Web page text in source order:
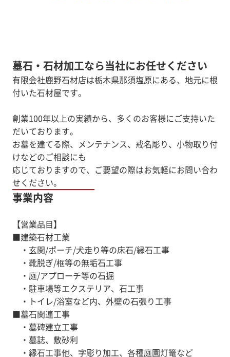
墓石・石材加工なら当社にお任せください
有限会社鹿野石材店は栃木県那須塩原にある、地元に根
付いた石材屋です。
創業100年以上の実績から、多くのお客様にご支持いた
だいております。
お墓を建てる際、メンテナンス、戒名彫り、小物取り付
けなどのご相談にも
応じておりますので、ご要望の際はお気軽にお問い合わ
せください。
事業内容
【営業品目】
■建築石材工業
・玄関/ポーチ/犬走り等の床石/縁石工事
・靴脱ぎ/框等の無垢石工事
・庭/アプローチ等の石掘
・駐車場等エクステリア、石工事
・トイレ/浴室など内、外壁の石張り工事
■墓石関連工事
・墓碑建立工事
・墓誌、敷砂利
・縁石工事他、字彫り加工、各種庭園灯篭など